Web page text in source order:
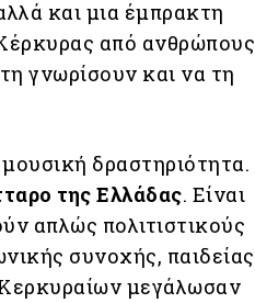
και μια έμπρακτη
από ανθρώπους
γνωρίσουν και να τη
δραστηριότητα.
της Ελλάδας. Είναι
απλώς πολιτιστικούς
συνοχής, παιδείας
Κερκυραίων μεγάλωσαν